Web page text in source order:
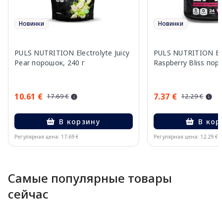
Новинки
PULS NUTRITION Electrolyte Juicy
Pear порошок, 240 г
10.61 € 17.69 €
В корзину
Регулярная цена: 17.69 €
Новинки
PULS NUTRITION
Raspberry Bliss
7.37 € 12.29 €
В
Регулярная цена: 12.29 €
Самые популярные товары
сейчас